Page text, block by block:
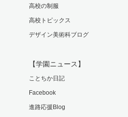
高校の制服
高校トピックス
デザイン美術科ブログ
【学園ニュース】
ことちか日記
Facebook
進路応援Blog